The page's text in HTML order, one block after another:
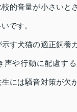
的音量が小さいと
です。
す犬猫の適正飼養
声や行動に配慮す
には騒音対策が欠